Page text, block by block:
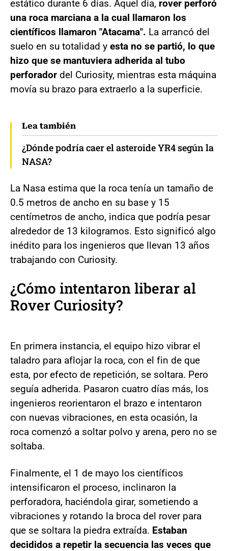
estático durante 6 días. Aquel día, rover perforó
una roca marciana a la cual llamaron los
científicos llamaron "Atacama". La arrancó del
suelo en su totalidad y esta no se partió, lo que
hizo que se mantuviera adherida al tubo
perforador del Curiosity, mientras esta máquina
movía su brazo para extraerlo a la superficie.
Lea también
¿Dónde podría caer el asteroide YR4 según la
NASA?
La Nasa estima que la roca tenía un tamaño de
0.5 metros de ancho en su base y 15
centímetros de ancho, indica que podría pesar
alrededor de 13 kilogramos. Esto significó algo
inédito para los ingenieros que llevan 13 años
trabajando con Curiosity.
¿Cómo intentaron liberar al
Rover Curiosity?
En primera instancia, el equipo hizo vibrar el
taladro para aflojar la roca, con el fin de que
esta, por efecto de repetición, se soltara. Pero
seguía adherida. Pasaron cuatro días más, los
ingenieros reorientaron el brazo e intentaron
con nuevas vibraciones, en esta ocasión, la
roca comenzó a soltar polvo y arena, pero no se
soltaba.
Finalmente, el 1 de mayo los científicos
intensificaron el proceso, inclinaron la
perforadora, haciéndola girar, sometiendo a
vibraciones y rotando la broca del rover para
que se soltara la piedra extraída. Estaban
decididos a repetir la secuencia las veces que